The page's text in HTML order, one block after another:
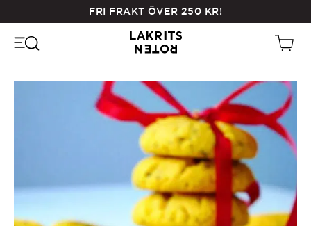
main
FRI FRAKT ÖVER 250 KR!